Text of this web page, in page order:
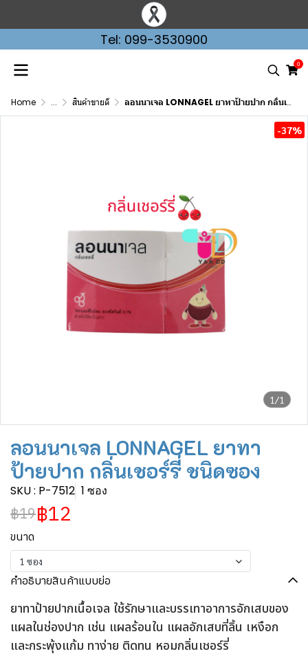
Tel: 099-3530900
0
Home ... สินค้าขายดี ลอนนาเจล LONNAGEL ยาทาป้ายปาก กลิ่นเชอร์รี่ ชนิดซอง
1/1
-37%
ลอนนาเจล LONNAGEL ยาทา
ป้ายปาก กลิ่นเชอร์รี่ ชนิดซอง
SKU : P-7512 1 ซอง
฿19฿12
ขนาด
1 ซอง
คำอธิบายสินค้าแบบย่อ
ยาทาป้ายปากเนื้อเจล ใช้รักษาและบรรเทาอาการอักเสบของ
แผลในช่องปาก เช่น แผลร้อนใน แผลอักเสบที่ลิ้น เหงือก
และกระพุ้งแก้ม ทาง่าย ติดทน หอมกลิ่นเชอร์รี่